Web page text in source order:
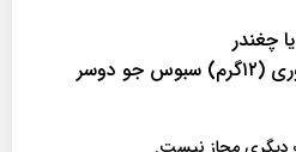
روزانه ۲ قاشق غذاخوری (۱۲گرم) سبوس جو دوسر
مجاز نیست.